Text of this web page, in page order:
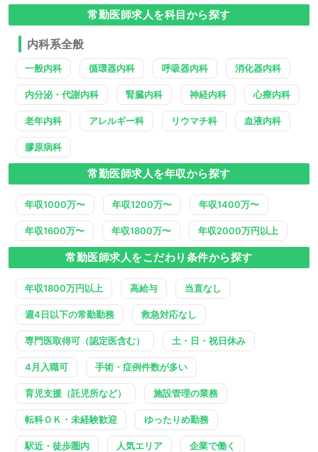
常勤医師求人を科目から探す
内科系全般
一般内科 循環器内科 呼吸器内科 消化器内科
内分泌・代謝内科 腎臓内科 神経内科 心療内科
老年内科 アレルギー科 リウマチ科 血液内科
膠原病科
常勤医師求人を年収から探す
年収1000万〜 年収1200万〜 年収1400万〜
年収1600万〜 年収1800万〜 年収2000万円以上
常勤医師求人をこだわり条件から探す
年収1800万円以上 高給与 当直なし
週4日以下の常勤勤務 救急対応なし
専門医取得可（認定医含む） 土・日・祝日休み
4月入職可 手術・症例件数が多い
育児支援（託児所など） 施設管理の業務
転科ＯＫ・未経験歓迎 ゆったりめ勤務
駅近・徒歩圏内 人気エリア 企業で働く